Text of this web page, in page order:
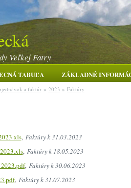
Veľkej Fatry
TABUĽA ZÁKLADNÉ
a faktúr» 2023 » Faktúry
, Faktúry k 31.03.2023
, Faktúry k 18.05.2023
, Faktúry k 30.06.2023
, Faktúry k 31.07.2023